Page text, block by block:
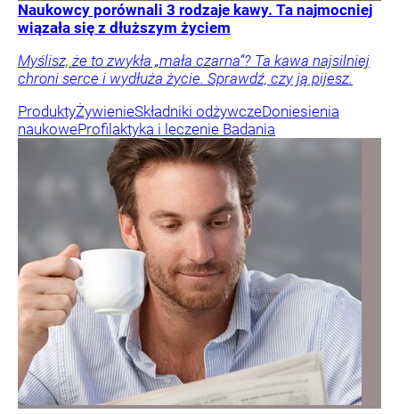
Naukowcy porównali 3 rodzaje kawy. Ta najmocniej
wiązała się z dłuższym życiem
Myślisz, że to zwykła „mała czarna”? Ta kawa najsilniej
chroni serce i wydłuża życie. Sprawdź, czy ją pijesz.
ProduktyŻywienieSkładniki odżywczeDoniesienia
naukoweProfilaktyka i leczenie Badania